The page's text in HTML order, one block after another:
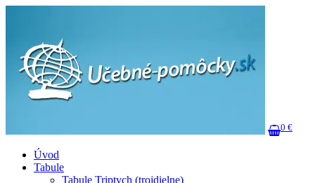
0 €
Úvod
Tabule
Tabule Triptych (trojdielne)